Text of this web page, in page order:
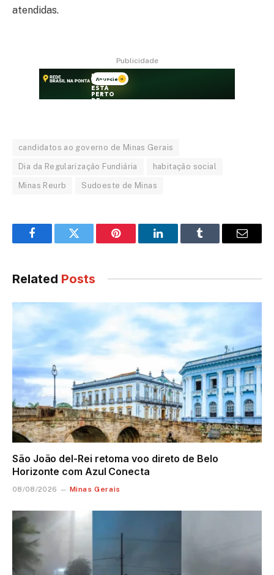
atendidas.
Publicidade
candidatos ao governo de Minas Gerais
Dia da Regularização Fundiária habitação social
Minas Reurb Sudoeste de Minas
FacebookTwitter Pinterest LinkedInTumblr Email
Related Posts
São João del-Rei retoma voo direto de Belo
Horizonte com Azul Conecta
08/08/2026 Minas Gerais